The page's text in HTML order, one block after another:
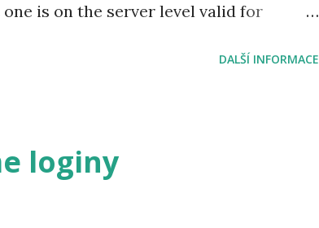
is on the server level valid for
require authentication/authorization.
role, you request a transport-
DALŠÍ INFORMACE
loginy